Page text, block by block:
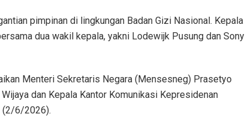
pimpinan di lingkungan Badan Gizi Nasional. Kepala
dua wakil kepala, yakni Lodewijk Pusung dan Sony
Menteri Sekretaris Negara (Mensesneg) Prasetyo
dan Kepala Kantor Komunikasi Kepresidenan
(2/6/2026).